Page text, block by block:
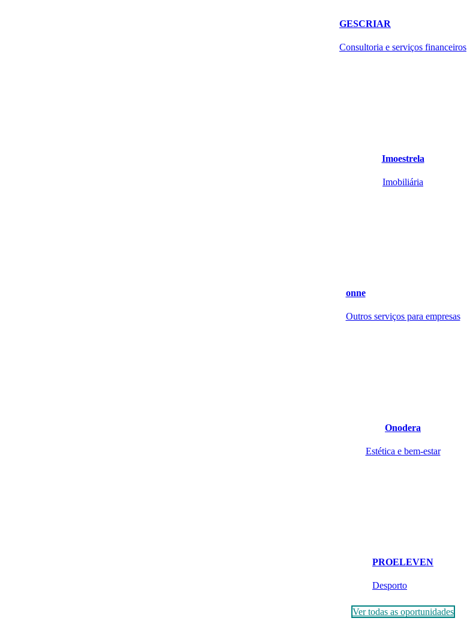
GESCRIAR
Consultoria e serviços financeiros
Imoestrela
Imobiliária
onne
Outros serviços para empresas
Onodera
Estética e bem-estar
PROELEVEN
Desporto
Ver todas as oportunidades